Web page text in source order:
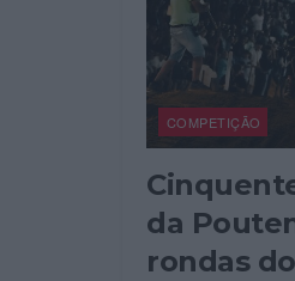
COMPETIÇÃO
da
rondas